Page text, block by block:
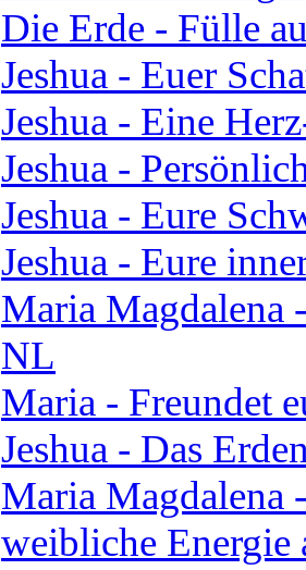
Die Erde - Fülle
Jeshua - Euer
Jeshua - Eine
Jeshua -
Jeshua - Eure
Jeshua - Eure
Maria Magdalena
NL
Maria - Freundet
Jeshua - Das
Maria Magdalena
weibliche Energie